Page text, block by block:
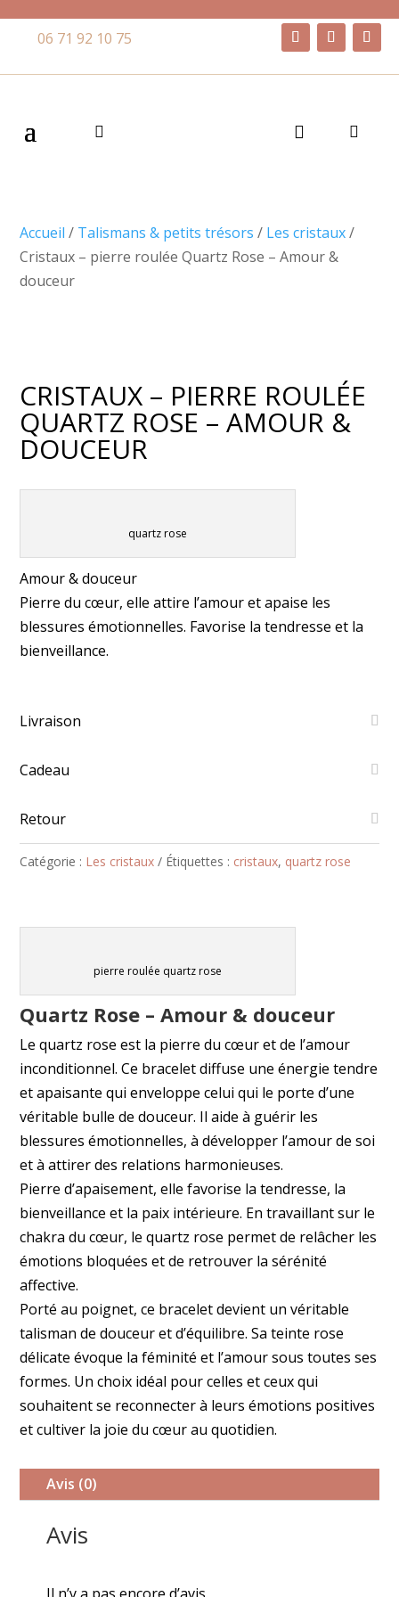
06 71 92 10 75
Accueil / Talismans & petits trésors / Les cristaux/
Cristaux – pierre roulée Quartz Rose – Amour &
douceur
CRISTAUX – PIERRE ROULÉE
QUARTZ ROSE – AMOUR &
DOUCEUR
quartz rose
Amour & douceur
Pierre du cœur, elle attire l’amour et apaise les
blessures émotionnelles. Favorise la tendresse et la
bienveillance.
Livraison
Cadeau
Retour
Catégorie : Les cristaux Étiquettes : cristaux, quartz rose
pierre roulée quartz rose
Quartz Rose – Amour & douceur
Le quartz rose est la pierre du cœur et de l’amour
inconditionnel. Ce bracelet diffuse une énergie tendre
et apaisante qui enveloppe celui qui le porte d’une
véritable bulle de douceur. Il aide à guérir les
blessures émotionnelles, à développer l’amour de soi
et à attirer des relations harmonieuses.
Pierre d’apaisement, elle favorise la tendresse, la
bienveillance et la paix intérieure. En travaillant sur le
chakra du cœur, le quartz rose permet de relâcher les
émotions bloquées et de retrouver la sérénité
affective.
Porté au poignet, ce bracelet devient un véritable
talisman de douceur et d’équilibre. Sa teinte rose
délicate évoque la féminité et l’amour sous toutes ses
formes. Un choix idéal pour celles et ceux qui
souhaitent se reconnecter à leurs émotions positives
et cultiver la joie du cœur au quotidien.
Avis (0)
Avis